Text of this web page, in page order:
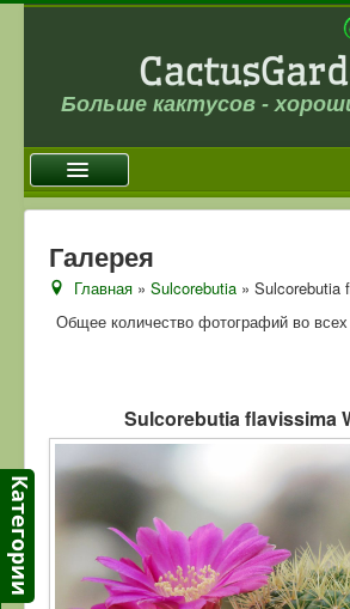
Больше кактусов -
Новости
Галерея
Отзывы
Ссылки
Контакты
Галерея
Главная »Sulcorebutia » Sulcorebutia
Общее количество фотографий во всех
Sulcorebutia flavissima